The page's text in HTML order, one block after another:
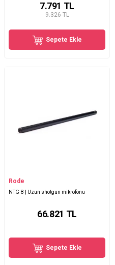
9.326 TL
7.791 TL
Sepete Ekle
Rode
NTG-8 | Uzun shotgun mikrofonu
66.821 TL
Sepete Ekle